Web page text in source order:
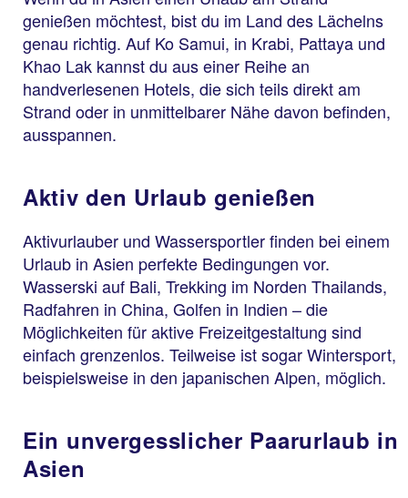
genießen möchtest, bist du im Land des Lächelns
genau richtig. Auf Ko Samui, in Krabi, Pattaya und
Khao Lak kannst du aus einer Reihe an
handverlesenen Hotels, die sich teils direkt am
Strand oder in unmittelbarer Nähe davon befinden,
ausspannen.
Aktiv den Urlaub genießen
Aktivurlauber und Wassersportler finden bei einem
Urlaub in Asien perfekte Bedingungen vor.
Wasserski auf Bali, Trekking im Norden Thailands,
Radfahren in China, Golfen in Indien – die
Möglichkeiten für aktive Freizeitgestaltung sind
einfach grenzenlos. Teilweise ist sogar Wintersport,
beispielsweise in den japanischen Alpen, möglich.
Ein unvergesslicher Paarurlaub in
Asien